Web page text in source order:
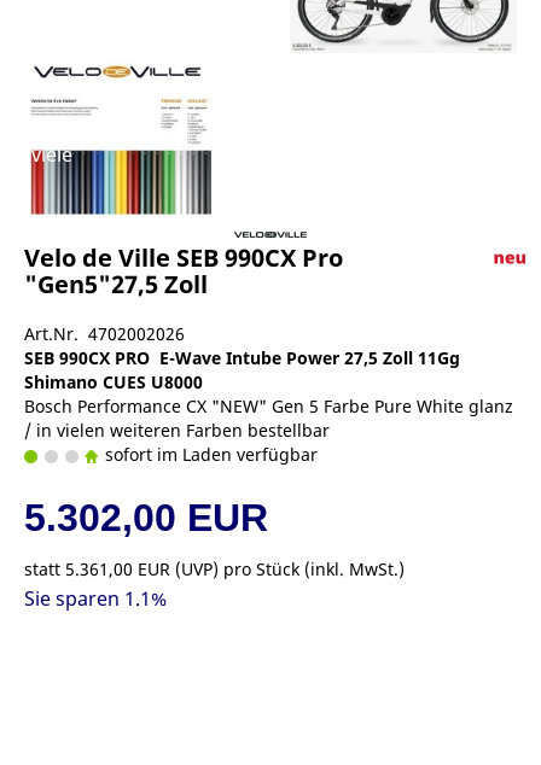
Velo de Ville SEB 990CX Pro
"Gen5"27,5 Zoll
Art.Nr. 4702002026
SEB 990CX PRO E-Wave Intube Power 27,5 Zoll 11Gg
Shimano CUES U8000
Bosch Performance CX "NEW" Gen 5 Farbe Pure White glanz
/ in vielen weiteren Farben bestellbar
sofort im Laden verfügbar
5.302,00 EUR
statt 5.361,00 EUR (UVP) pro Stück (inkl. MwSt.)
Sie sparen 1.1%
viele